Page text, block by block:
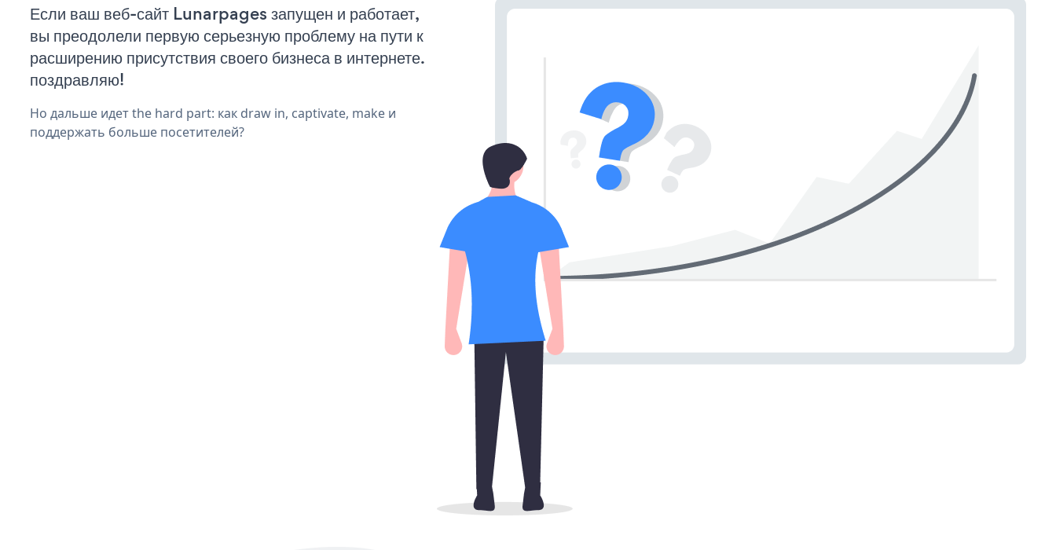
Если ваш веб-сайт Lunarpages запущен и работает,
вы преодолели первую серьезную проблему на пути к
расширению присутствия своего бизнеса в интернете.
поздравляю!
Но дальше идет the hard part: как draw in, captivate, make и
поддержать больше посетителей?